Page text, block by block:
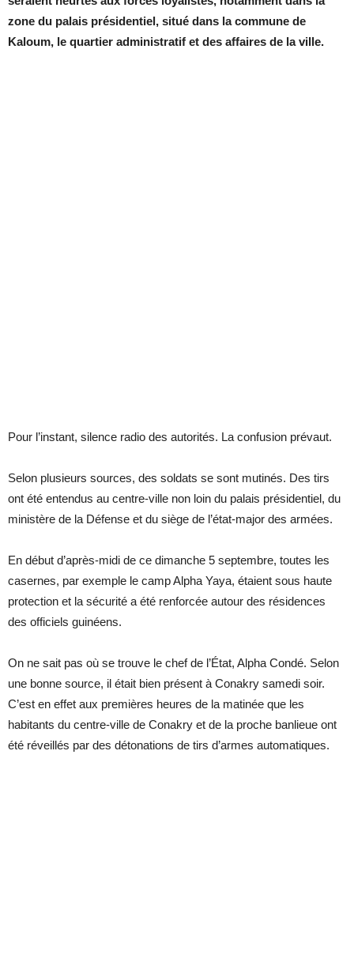
zone du palais présidentiel, situé dans la commune de
Kaloum, le quartier administratif et des affaires de la ville.
Pour l’instant, silence radio des autorités. La confusion prévaut.
Selon plusieurs sources, des soldats se sont mutinés. Des tirs
ont été entendus au centre-ville non loin du palais présidentiel, du
ministère de la Défense et du siège de l’état-major des armées.
En début d’après-midi de ce dimanche 5 septembre, toutes les
casernes, par exemple le camp Alpha Yaya, étaient sous haute
protection et la sécurité a été renforcée autour des résidences
des officiels guinéens.
On ne sait pas où se trouve le chef de l’État, Alpha Condé. Selon
une bonne source, il était bien présent à Conakry samedi soir.
C’est en effet aux premières heures de la matinée que les
habitants du centre-ville de Conakry et de la proche banlieue ont
été réveillés par des détonations de tirs d’armes automatiques.